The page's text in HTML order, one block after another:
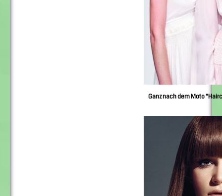
Ganz nach dem Moto